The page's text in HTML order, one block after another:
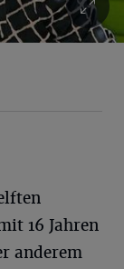
16 Jahren
anderem